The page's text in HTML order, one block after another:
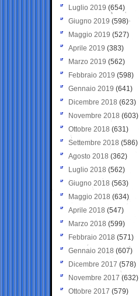
Luglio 2019 (654)
Giugno 2019 (598)
Maggio 2019 (527)
Aprile 2019 (383)
Marzo 2019 (562)
Febbraio 2019 (598)
Gennaio 2019 (641)
Dicembre 2018 (623)
Novembre 2018 (603)
Ottobre 2018 (631)
Settembre 2018 (586)
Agosto 2018 (362)
Luglio 2018 (562)
Giugno 2018 (563)
Maggio 2018 (634)
Aprile 2018 (547)
Marzo 2018 (599)
Febbraio 2018 (571)
Gennaio 2018 (607)
Dicembre 2017 (578)
Novembre 2017 (632)
Ottobre 2017 (579)